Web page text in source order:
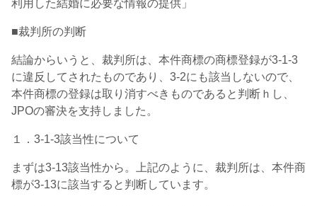
利用した結婚に必要な情報の提供」
■裁判所の判断
結論からいうと、 裁判所は、本件商標の商標登録が3-1-3
に違反してされたものであり、3-2にも該当しないので、
本件商標の登録は取り消すべきものであると判断ｈし、
JPOの審決を支持しました。
１．3-1-3該当性について
まずは3-13該当性から。上記のように、裁判所は、本件商
標が3-13に該当すると判断しています。